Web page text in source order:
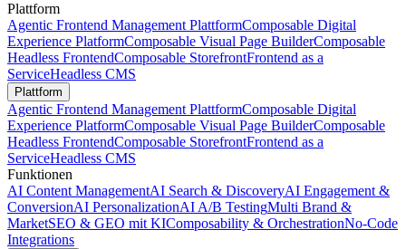
Plattform
Agentic Frontend Management PlattformComposable Digital
Experience PlatformComposable Visual Page BuilderComposable
Headless FrontendComposable StorefrontFrontend as a
ServiceHeadless CMS
Plattform
Agentic Frontend Management PlattformComposable Digital
Experience PlatformComposable Visual Page BuilderComposable
Headless FrontendComposable StorefrontFrontend as a
ServiceHeadless CMS
Funktionen
AI Content ManagementAI Search & DiscoveryAI Engagement &
ConversionAI PersonalizationAI A/B TestingMulti Brand &
MarketSEO & GEO mit KIComposability & OrchestrationNo-Code
Integrations